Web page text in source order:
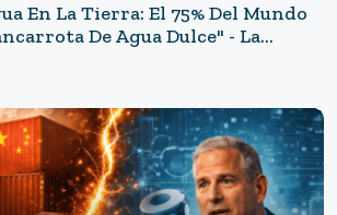
En La Tierra: El 75% Del Mundo
De Agua Dulce" - La
Aguas Subterráneas Que La
Por Alto